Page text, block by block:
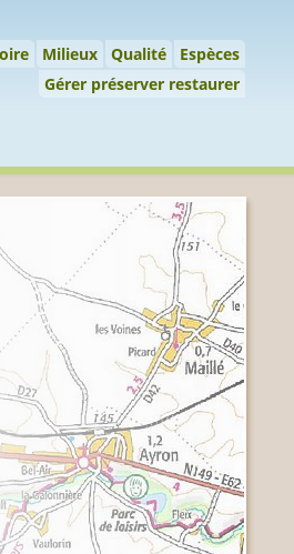
Milieux Qualité
Espèces
Gérer préserver restaurer